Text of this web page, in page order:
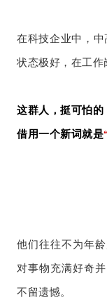
在科技企业中，
状态极好，在工作
这群人，挺可怕的
借用一个新词就是
他们往往不为年
对事物充满好奇
不留遗憾。